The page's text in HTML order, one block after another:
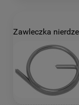
Zawleczka